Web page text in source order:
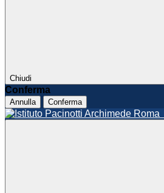
Chiudi
Conferma
Annulla Conferma
Roma